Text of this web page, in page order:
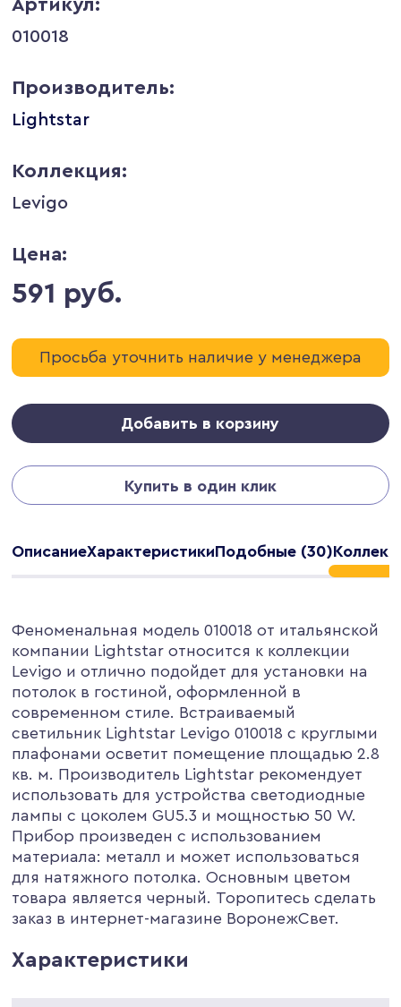
Артикул:
010018
Производитель:
Lightstar
Коллекция:
Levigo
Цена:
591 руб.
Просьба уточнить наличие у менеджера
Добавить в корзину
Купить в один клик
ОписаниеХарактеристикиПодобные (30)
Феноменальная модель 010018 от итальянской
компании Lightstar относится к коллекции
Levigo и отлично подойдет для установки на
потолок в гостиной, оформленной в
современном стиле. Встраиваемый
светильник Lightstar Levigo 010018 с круглыми
плафонами осветит помещение площадью 2.8
кв. м. Производитель Lightstar рекомендует
использовать для устройства светодиодные
лампы с цоколем GU5.3 и мощностью 50 W.
Прибор произведен с использованием
материала: металл и может использоваться
для натяжного потолка. Основным цветом
товара является черный. Торопитесь сделать
заказ в интернет-магазине ВоронежСвет.
Характеристики